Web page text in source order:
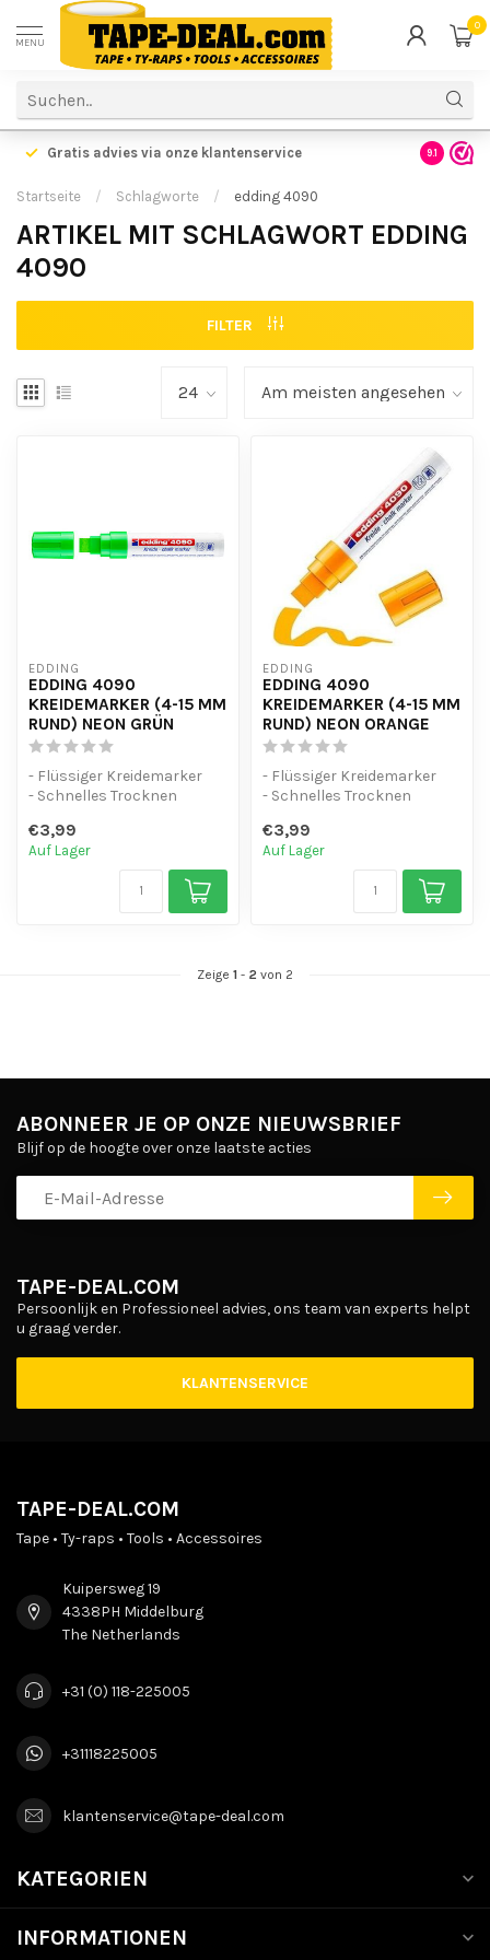
MENU
0
Gratis advies via onze klantenservice 9.1
Startseite / Schlagworte / edding 4090
ARTIKEL MIT SCHLAGWORT EDDING
4090
FILTER
EDDING
EDDING 4090
KREIDEMARKER (4-15 MM
RUND) NEON GRÜN
- Flüssiger Kreidemarker
- Schnelles Trocknen
(Wasse...
€3,99
Auf Lager
EDDING
EDDING 4090
KREIDEMARKER (4-15 MM
RUND) NEON ORANGE
- Flüssiger Kreidemarker
- Schnelles Trocknen
(Wasse...
€3,99
Auf Lager
Zeige 1 - 2 von 2
TAPE-DEAL.COM
Persoonlijk en Professioneel advies, ons team van experts helpt
u graag verder.
KLANTENSERVICE
ABONNEER JE OP ONZE NIEUWSBRIEF
Blijf op de hoogte over onze laatste acties
TAPE-DEAL.COM
Tape • Ty-raps • Tools • Accessoires
Kuipersweg 19
4338PH Middelburg
The Netherlands
+31 (0) 118-225005
+31118225005
klantenservice@tape-deal.com
KATEGORIEN
INFORMATIONEN